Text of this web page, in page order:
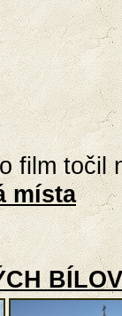
film točil
místa